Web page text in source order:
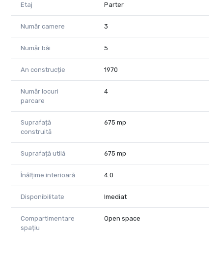
Etaj Parter
Număr camere 3
Număr băi 5
An construcție 1970
Număr locuri
parcare
4
Suprafață
construită
675 mp
Suprafață utilă 675 mp
Înălțime interioară 4.0
Disponibilitate Imediat
Compartimentare
spațiu
Open space